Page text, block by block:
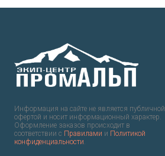
Информация на сайте не является публичной
офертой и носит информационный характер.
Оформление заказов происходит в
соответствии с Правилами и Политикой
конфиденциальности.